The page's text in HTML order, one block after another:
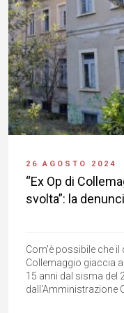
26 AGOSTO 2024
“Ex Op di
svolta”: la
Com'è possibile che il
Collemaggio giaccia
15 anni dal sisma del
dall'Amministrazione